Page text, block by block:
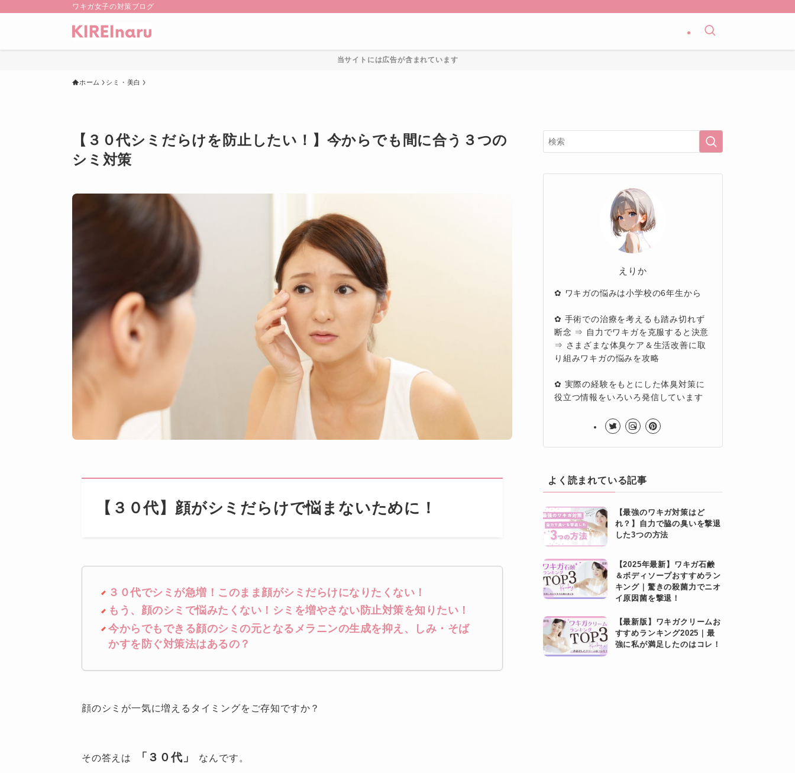
ワキガ女子の対策ブログ
当サイトには広告が含まれています
ホーム シミ・美白
【３０代シミだらけを防止したい！】今からでも間に合う３つの
シミ対策
【３０代】顔がシミだらけで悩まないために！
３０代でシミが急増！このまま顔がシミだらけになりたくない！
もう、顔のシミで悩みたくない！シミを増やさない防止対策を知りたい！
今からでもできる顔のシミの元となるメラニンの生成を抑え、しみ・そば
かすを防ぐ対策法はあるの？
顔のシミが一気に増えるタイミングをご存知ですか？
その答えは 「３０代」 なんです。
えりか
✿ ワキガの悩みは小学校の6年生から
✿ 手術での治療を考えるも踏み切れず
断念 ⇒ 自力でワキガを克服すると決意
⇒ さまざまな体臭ケア＆生活改善に取
り組みワキガの悩みを攻略
✿ 実際の経験をもとにした体臭対策に
役立つ情報をいろいろ発信しています
よく読まれている記事
【最強のワキガ対策はど
れ？】自力で脇の臭いを撃退
した3つの方法
【2025年最新】ワキガ石鹸
＆ボディソープおすすめラン
キング｜驚きの殺菌力でニオ
イ原因菌を撃退！
【最新版】ワキガクリームお
すすめランキング2025｜最
強に私が満足したのはコレ！